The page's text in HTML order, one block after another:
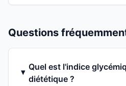
Questions
Quel est l'indice
diététique ?